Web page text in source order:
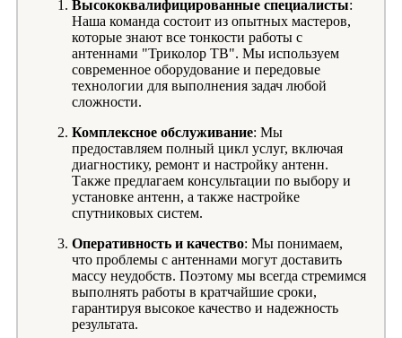
Высококвалифицированные специалисты:
Наша команда состоит из опытных мастеров,
которые знают все тонкости работы с
антеннами "Триколор ТВ". Мы используем
современное оборудование и передовые
технологии для выполнения задач любой
сложности.
Комплексное обслуживание: Мы
предоставляем полный цикл услуг, включая
диагностику, ремонт и настройку антенн.
Также предлагаем консультации по выбору и
установке антенн, а также настройке
спутниковых систем.
Оперативность и качество: Мы понимаем,
что проблемы с антеннами могут доставить
массу неудобств. Поэтому мы всегда стремимся
выполнять работы в кратчайшие сроки,
гарантируя высокое качество и надежность
результата.